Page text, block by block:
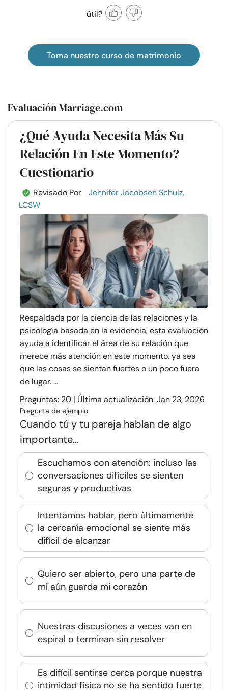
útil?
Toma nuestro curso de matrimonio
Evaluación Marriage.com
¿Qué Ayuda Necesita Más Su
Relación En Este Momento?
Cuestionario
Revisado Por
Jennifer Jacobsen Schulz,
LCSW
Respaldada por la ciencia de las relaciones y la
psicología basada en la evidencia, esta evaluación
ayuda a identificar el área de su relación que
merece más atención en este momento, ya sea
que las cosas se sientan fuertes o un poco fuera
de lugar. ...
Preguntas: 20 | Última actualización: Jan 23, 2026
Pregunta de ejemplo
Cuando tú y tu pareja hablan de algo
importante...
Escuchamos con atención: incluso las
conversaciones difíciles se sienten
seguras y productivas
Intentamos hablar, pero últimamente
la cercanía emocional se siente más
difícil de alcanzar
Quiero ser abierto, pero una parte de
mí aún guarda mi corazón
Nuestras discusiones a veces van en
espiral o terminan sin resolver
Es difícil sentirse cerca porque nuestra
intimidad física no se ha sentido fuerte